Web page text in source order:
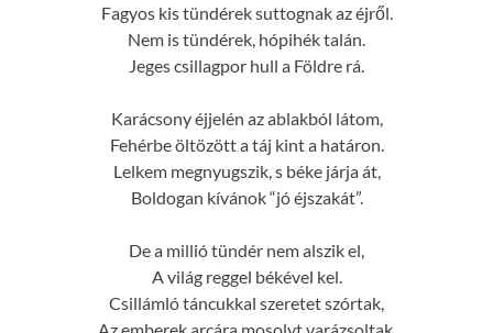
Fagyos kis tündérek suttognak az éjről.
Nem is tündérek, hópihék talán.
Jeges csillagpor hull a Földre rá.
Karácsony éjjelén az ablakból látom,
Fehérbe öltözött a táj kint a határon.
Lelkem megnyugszik, s béke járja át,
Boldogan kívánok “jó éjszakát”.
De a millió tündér nem alszik el,
A világ reggel békével kel.
Csillámló táncukkal szeretet szórtak,